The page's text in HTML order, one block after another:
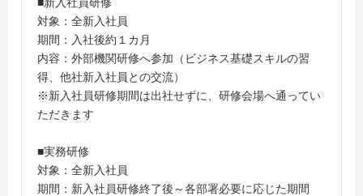
対象：全新入社員
期間：入社後約１カ月
内容：外部機関研修へ参加（ビジネス基礎スキルの習
得、他社新入社員との交流）
※新入社員研修期間は出社せずに、研修会場へ通ってい
ただきます
■実務研修
対象：全新入社員
期間：新入社員研修終了後～各部署必要に応じた期間